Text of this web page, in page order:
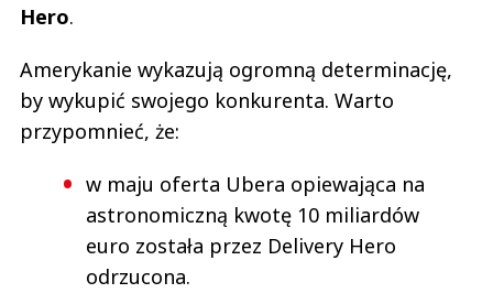
Hero.
Amerykanie wykazują ogromną determinację,
by wykupić swojego konkurenta. Warto
przypomnieć, że:
w maju oferta Ubera opiewająca na
astronomiczną kwotę 10 miliardów
euro została przez Delivery Hero
odrzucona.